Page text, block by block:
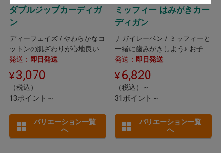
ダブルジップカーディガ
ン
ディーフェイズ / やわらかなコ
ットンの肌ざわりが心地良い、
ダブルジップの丸首カーディガ
ン。
発送： 即日発送
3,070
（税込）
13ポイント～
バリエーション一覧
へ
ミッフィー はみがきカー
ディガン
ナガイレーベン / ミッフィーと
一緒に歯みがきしよう♪ お子様
も喜ぶ刺繍入りカーディガン。
発送： 即日発送
6,820
（税込）～
31ポイント～
バリエーション一覧
へ